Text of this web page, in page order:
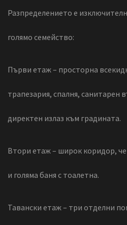
Разпределението е
голямо семейство:
Първи етаж – просторна
трапезария, спалня, санитарен
директен излаз към градината.
Втори етаж – широк коридор,
и голяма баня с тоалетна.
Тавански етаж – три отделни